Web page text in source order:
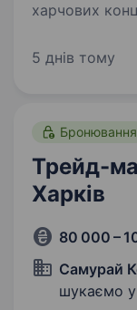
харчових
Самарський
5 днів тому
Бронювання
Трейд-
Харків
80 000 –
Самурай
шукаємо у